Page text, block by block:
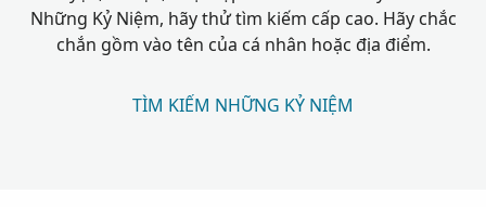
Những Kỷ Niệm, hãy thử tìm kiếm cấp cao. Hãy chắc
chắn gồm vào tên của cá nhân hoặc địa điểm.
TÌM KIẾM NHỮNG KỶ NIỆM